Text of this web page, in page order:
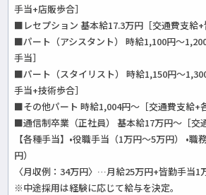
手当+店販歩合］
■レセプション 基本給17.3万円［交通費支給+
■パート（アシスタント） 時給1,100円～
手当］
■パート（スタイリスト） 時給1,150円～
手当+技術歩合］
■その他パート 時給1,004円～［交通費支給+
■通信制卒業（正社員） 基本給17万円～［交
【各種手当】•役職手当（1万円～5万円） •職
円）
〈月収例：34万円〉…月給25万円+皆勤手当1
※中途採用は経験に応じて給与を決定。